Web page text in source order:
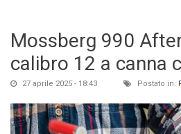
Mossberg 990
calibro 12 a canna
27 aprile 2025 - 18:43 Postato in: